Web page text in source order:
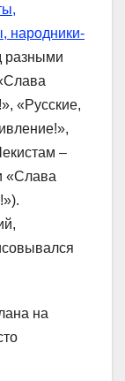
народники-
разными
«Русские,
–
«Слава
на